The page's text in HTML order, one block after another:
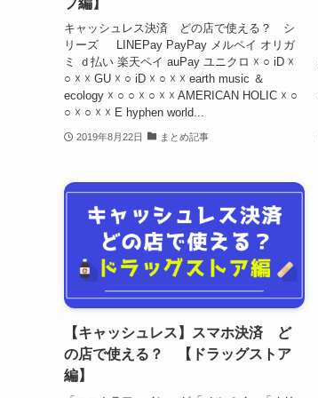
キャッシュレス決済 どの店で使える？ シ
リーズ LINEPay PayPay メルペイ オリガ
ミ ｄ払い 楽天ペイ auPay ユニクロ ☓ ○ iD ☓
○ ☓ ☓ GU ☓ ○ iD ☓ ○ ☓ ☓ earth music ＆
ecology ☓ ○ ○ ☓ ○ ☓ ☓ AMERICAN HOLIC ☓ ○
○ ☓ ○ ☓ ☓ E hyphen world...
2019年8月22日 まとめ記事
【キャッシュレス】スマホ決済 ど
の店で使える？ 【ドラッグストア
編】